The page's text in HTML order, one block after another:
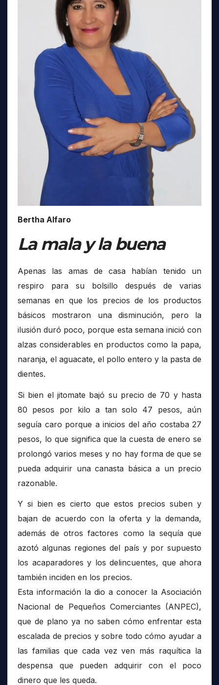
Bertha Alfaro
La mala y la buena
Apenas las amas de casa habían tenido un
respiro para su bolsillo después de varias
semanas en que los precios de los productos
básicos mostraron una disminución, pero la
ilusión duró poco, porque esta semana inició con
alzas considerables en productos como la papa,
naranja, el aguacate, el pollo entero y la pasta de
dientes.
Si bien el jitomate bajó su precio de 70 y hasta
80 pesos por kilo a tan solo 47 pesos, aún
seguía caro porque a inicios del año costaba 27
pesos, lo que significa que la cuesta de enero se
prolongó varios meses y no hay forma de que se
pueda adquirir una canasta básica a un precio
razonable.
Y si bien es cierto que estos precios suben y
bajan de acuerdo con la oferta y la demanda,
además de otros factores como la sequía que
azotó algunas regiones del país y por supuesto
los acaparadores y los delincuentes, que ahora
también inciden en los precios.
Esta información la dio a conocer la Asociación
Nacional de Pequeños Comerciantes (ANPEC),
que de plano ya no saben cómo enfrentar esta
escalada de precios y sobre todo cómo ayudar a
las familias que cada vez ven más raquítica la
despensa que pueden adquirir con el poco
dinero que les queda.